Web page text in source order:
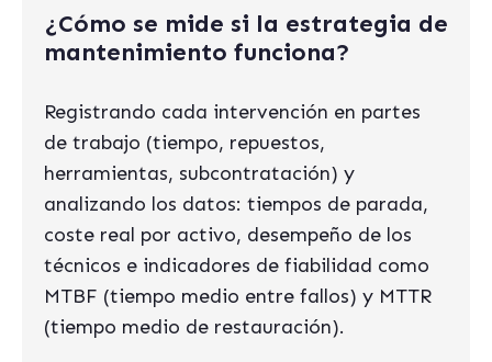
¿Cómo se mide si la estrategia de
mantenimiento funciona?
Registrando cada intervención en partes
de trabajo (tiempo, repuestos,
herramientas, subcontratación) y
analizando los datos: tiempos de parada,
coste real por activo, desempeño de los
técnicos e indicadores de fiabilidad como
MTBF (tiempo medio entre fallos) y MTTR
(tiempo medio de restauración).